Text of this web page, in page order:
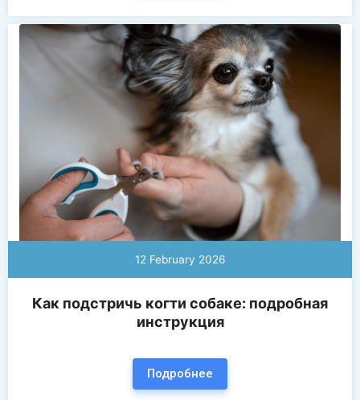
12 February 2026
Как подстричь когти собаке: подробная
инструкция
Подробнее